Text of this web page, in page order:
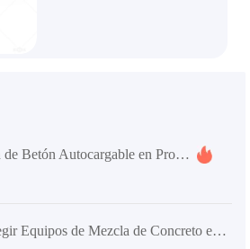
AIMIX AS-4.0 Camión de Betón Autocargable en Proyectos de Construcción y Carreteras
Guía Completa para Elegir Equipos de Mezcla de Concreto en Construcción Rural: Mejora la Eficiencia y Calidad